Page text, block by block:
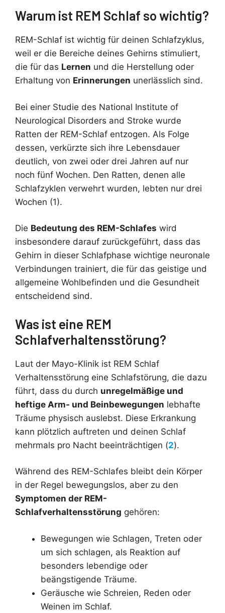
Warum ist REM Schlaf so wichtig?
REM-Schlaf ist wichtig für deinen Schlafzyklus,
weil er die Bereiche deines Gehirns stimuliert,
die für das Lernen und die Herstellung oder
Erhaltung von Erinnerungen unerlässlich sind.
Bei einer Studie des National Institute of
Neurological Disorders and Stroke wurde
Ratten der REM-Schlaf entzogen. Als Folge
dessen, verkürzte sich ihre Lebensdauer
deutlich, von zwei oder drei Jahren auf nur
noch fünf Wochen. Den Ratten, denen alle
Schlafzyklen verwehrt wurden, lebten nur drei
Wochen (1).
Die Bedeutung des REM-Schlafes wird
insbesondere darauf zurückgeführt, dass das
Gehirn in dieser Schlafphase wichtige neuronale
Verbindungen trainiert, die für das geistige und
allgemeine Wohlbefinden und die Gesundheit
entscheidend sind.
Was ist eine REM
Schlafverhaltensstörung?
Laut der Mayo-Klinik ist REM Schlaf
Verhaltensstörung eine Schlafstörung, die dazu
führt, dass du durch unregelmäßige und
heftige Arm- und Beinbewegungen lebhafte
Träume physisch auslebst. Diese Erkrankung
kann plötzlich auftreten und deinen Schlaf
mehrmals pro Nacht beeinträchtigen (2).
Während des REM-Schlafes bleibt dein Körper
in der Regel bewegungslos, aber zu den
Symptomen der REM-
Schlafverhaltensstörung gehören:
Bewegungen wie Schlagen, Treten oder
um sich schlagen, als Reaktion auf
besonders lebendige oder
beängstigende Träume.
Geräusche wie Schreien, Reden oder
Weinen im Schlaf.